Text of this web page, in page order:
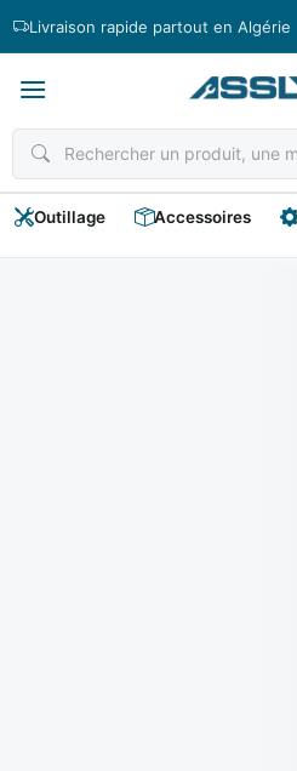
Livraison rapide partout en Algérie
Outillage Accessoires